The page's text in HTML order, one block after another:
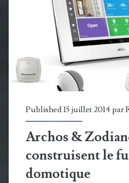
Zibase
en
cache
toujours
une
autre…
Published 15 juillet 2014 par
Archos &
construisent le
domotique